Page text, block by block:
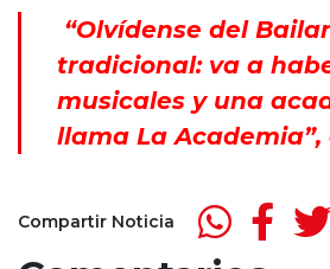
“Olvídense del
tradicional: va a
musicales y una
llama La Academia”,
Compartir Noticia